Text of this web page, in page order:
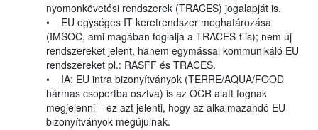
nyomonkövetési rendszerek (TRACES) jogalapját is.
• EU egységes IT keretrendszer meghatározása
(IMSOC, ami magában foglalja a TRACES-t is); nem új
rendszereket jelent, hanem egymással kommunikáló EU
rendszereket pl.: RASFF és TRACES.
• IA: EU intra bizonyítványok (TERRE/AQUA/FOOD
hármas csoportba osztva) is az OCR alatt fognak
megjelenni – ez azt jelenti, hogy az alkalmazandó EU
bizonyítványok megújulnak.